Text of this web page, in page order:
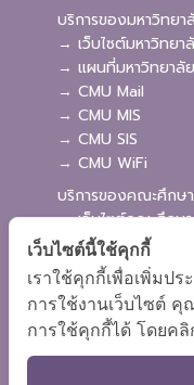
บริการของมหาวิทยา
→ เว็บไซต์มหาวิทยา
→ แผนที่มหาวิทยาลัย
→ CMU Mail
→ CMU MIS
→ CMU SIS
→ CMU WiFi
บริการของคณะศึกษ
→ เว็บไซต์คณะศึกษ
→ ระบบจัดการเว็บไซต์
→ ระบบ Admission
→ EDU MIS
→ EDU SIS
เว็บไซต์นี้ใช้คุกกี้
เราใช้คุกกี้เพื่อเพิ่มป
การใช้งานเว็บไซต์
การใช้คุกกี้ได้ โดยค